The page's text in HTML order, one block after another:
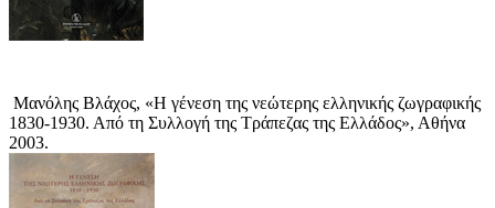
Μανόλης Βλάχος, «Η γένεση της νεώτερης ελληνικής ζωγραφικής
1830-1930. Από τη Συλλογή της Τράπεζας της Ελλάδος», Αθήνα
2003.